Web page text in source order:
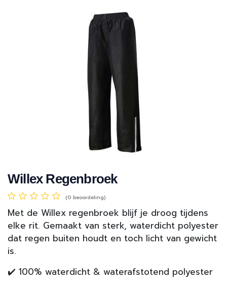
Willex Regenbroek
(0 beoordeling)
Met de Willex regenbroek blijf je droog tijdens
elke rit. Gemaakt van sterk, waterdicht polyester
dat regen buiten houdt en toch licht van gewicht
is.
✔️ 100% waterdicht & waterafstotend polyester